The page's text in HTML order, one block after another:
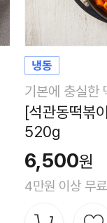
기본에 충실한
[석관동떡볶
520g
6,500원
4만원 이상 무